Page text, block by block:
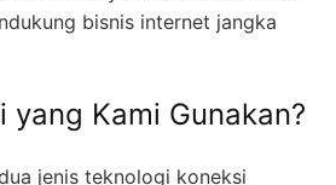
bisnis internet jangka
yang Kami Gunakan?
jenis teknologi koneksi